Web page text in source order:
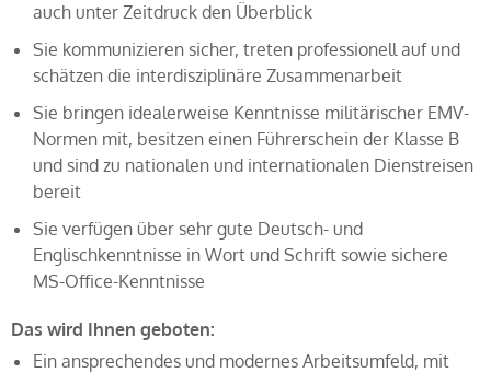
auch unter Zeitdruck den Überblick
Sie kommunizieren sicher, treten professionell auf und
schätzen die interdisziplinäre Zusammenarbeit
Sie bringen idealerweise Kenntnisse militärischer EMV-
Normen mit, besitzen einen Führerschein der Klasse B
und sind zu nationalen und internationalen Dienstreisen
bereit
Sie verfügen über sehr gute Deutsch- und
Englischkenntnisse in Wort und Schrift sowie sichere
MS-Office-Kenntnisse
Das wird Ihnen geboten:
Ein ansprechendes und modernes Arbeitsumfeld, mit